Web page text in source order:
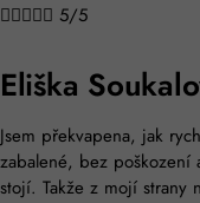
 5/5
Eliška
Jsem překvapena, jak
zabalené, bez
stojí. Takže z mojí strany